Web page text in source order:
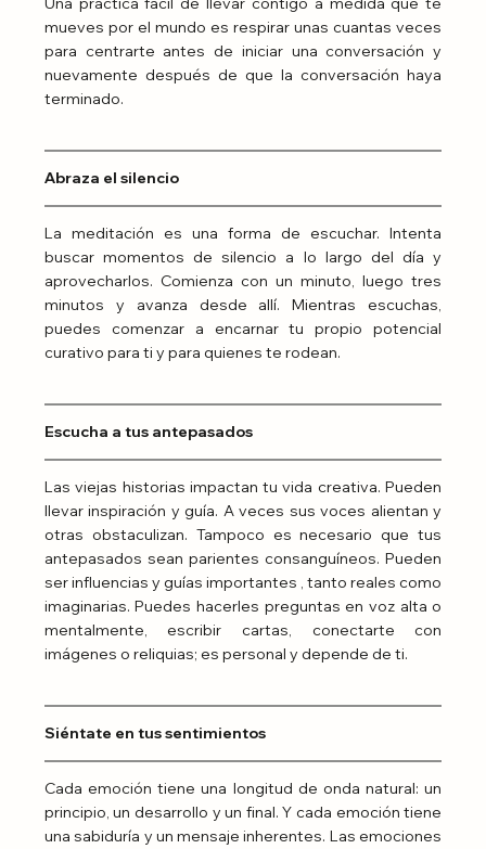
mueves por el mundo es respirar unas cuantas veces
para centrarte antes de iniciar una conversación y
nuevamente después de que la conversación haya
terminado.
Abraza el silencio
La meditación es una forma de escuchar. Intenta
buscar momentos de silencio a lo largo del día y
aprovecharlos. Comienza con un minuto, luego tres
minutos y avanza desde allí. Mientras escuchas,
puedes comenzar a encarnar tu propio potencial
curativo para ti y para quienes te rodean.
Escucha a tus antepasados
Las viejas historias impactan tu vida creativa. Pueden
llevar inspiración y guía. A veces sus voces alientan y
otras obstaculizan. Tampoco es necesario que tus
antepasados ​​sean parientes consanguíneos. Pueden
ser influencias y guías importantes , tanto reales como
imaginarias. Puedes hacerles preguntas en voz alta o
mentalmente, escribir cartas, conectarte con
imágenes o reliquias; es personal y depende de ti.
Siéntate en tus sentimientos
Cada emoción tiene una longitud de onda natural: un
principio, un desarrollo y un final. Y cada emoción tiene
una sabiduría y un mensaje inherentes. Las emociones